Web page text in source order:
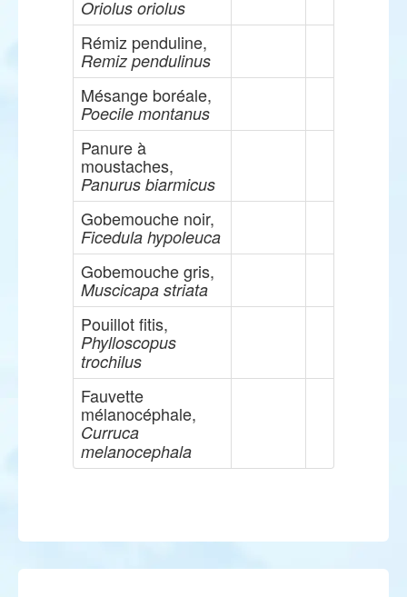
Oriolus oriolus
Rémiz penduline,
Remiz pendulinus
Mésange boréale,
Poecile montanus
Panure à
moustaches,
Panurus biarmicus
Gobemouche noir,
Ficedula hypoleuca
Gobemouche gris,
Muscicapa striata
Pouillot fitis,
Phylloscopus
trochilus
Fauvette
mélanocéphale,
Curruca
melanocephala